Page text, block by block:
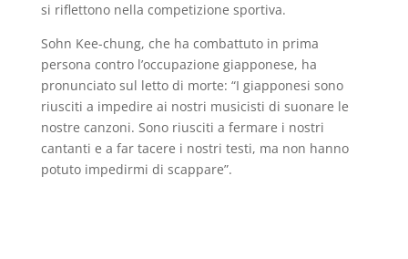
si riflettono nella competizione sportiva.
Sohn Kee-chung, che ha combattuto in prima
persona contro l’occupazione giapponese, ha
pronunciato sul letto di morte: “I giapponesi sono
riusciti a impedire ai nostri musicisti di suonare le
nostre canzoni. Sono riusciti a fermare i nostri
cantanti e a far tacere i nostri testi, ma non hanno
potuto impedirmi di scappare”.